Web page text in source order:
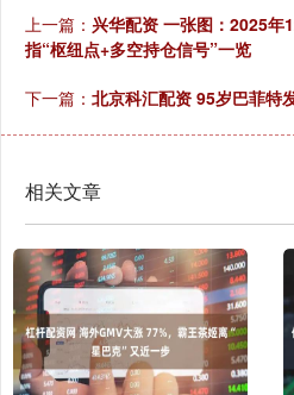
上一篇： 兴华配资 一张图：2025年
指“枢纽点+多空持仓信号”一览
下一篇： 北京科汇配资 95岁巴菲特
相关文章